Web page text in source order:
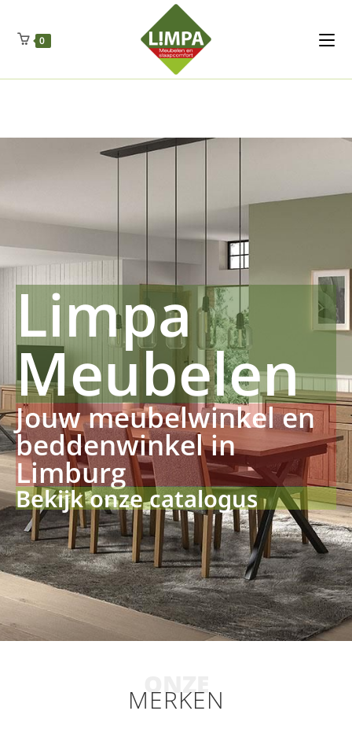
Regenschut
Drueckerpro
Fettsauren Dekemax Kapselmed
Luftkuhlen Zauberfan Netzfenste Insektensc
0
Limpa
Meubelen
Jouw meubelwinkel en
beddenwinkel in
Limburg
Bekijk onze catalogus
ONZE
MERKEN